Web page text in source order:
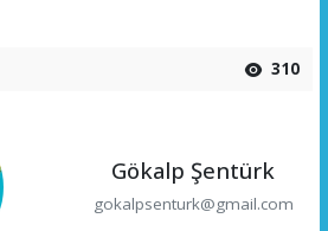
310
Gökalp Şentürk
gokalpsenturk@gmail.com